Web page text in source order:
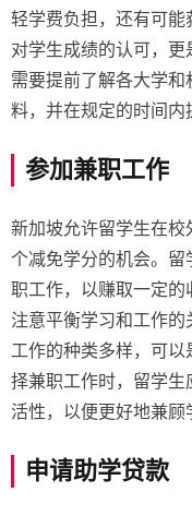
轻学费负担，还有可
对学生成绩的认可，
需要提前了解各大学
料，并在规定的时间内
参加兼职工作
新加坡允许留学生在
个减免学分的机会。
职工作，以赚取一定
注意平衡学习和工作
工作的种类多样，可
择兼职工作时，留学生
活性，以便更好地兼顾
申请助学贷款